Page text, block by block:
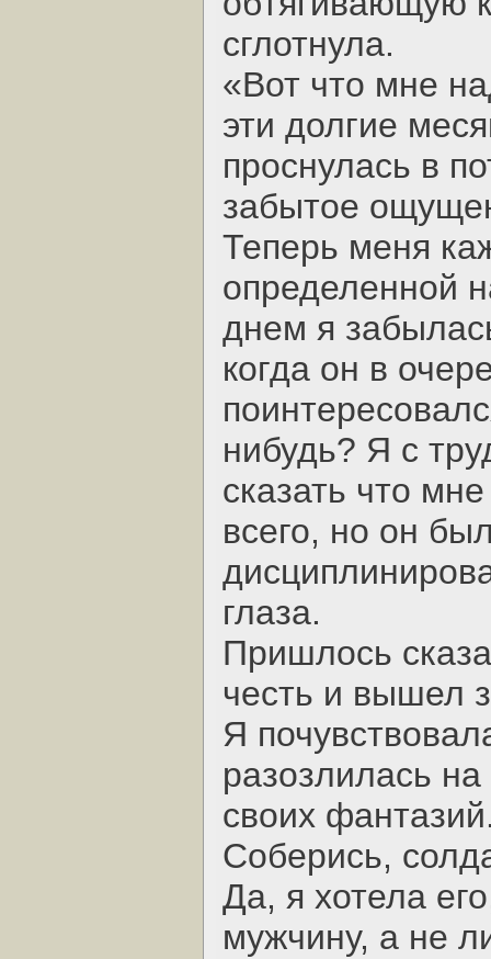
сглотнула.
«Вот что мне
эти долгие
проснулась в
забытое
Теперь меня
определенной
днем я
когда он в
нибудь? Я с
сказать что
всего, но он
глаза.
Пришлось
честь и вышел
Я
разозлилась
своих
Соберись,
Да, я хотела
мужчину, а не